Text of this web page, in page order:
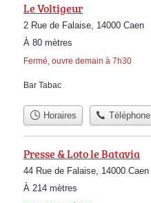
Le Voltigeur
2 Rue de Falaise, 14000 Caen
À 80 mètres
Fermé, ouvre demain à 7h30
Bar Tabac
Horaires Téléphone
Presse & Loto le Batavia
44 Rue de Falaise, 14000 Caen
À 214 mètres